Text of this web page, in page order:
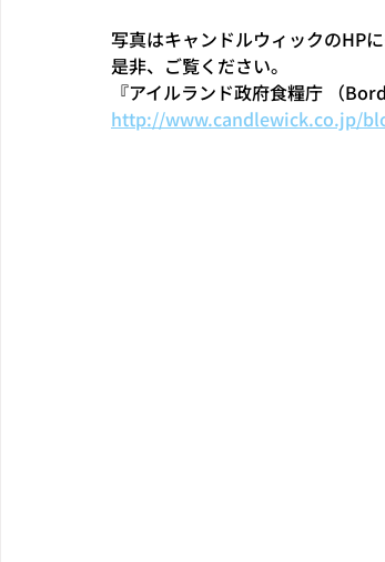
写真はキャンドルウィックのHPに
是非、ご覧ください。
『アイルランド政府食糧庁 （
http://www.candlewick.co.jp/